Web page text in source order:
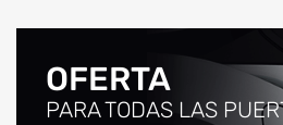
OFERTA
PARA TODAS LAS